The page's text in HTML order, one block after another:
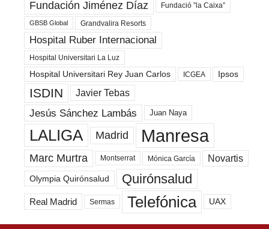
Fundación Jiménez Díaz Fundació ”la Caixa”
GBSB Global Grandvalira Resorts
Hospital Ruber Internacional
Hospital Universitari La Luz
Hospital Universitari Rey Juan Carlos ICGEA Ipsos
ISDIN Javier Tebas
Jesús Sánchez Lambás Juan Naya
LALIGA Madrid Manresa
Marc Murtra Montserrat Mónica García Novartis
Olympia Quirónsalud Quirónsalud
Real Madrid Sermas Telefónica UAX